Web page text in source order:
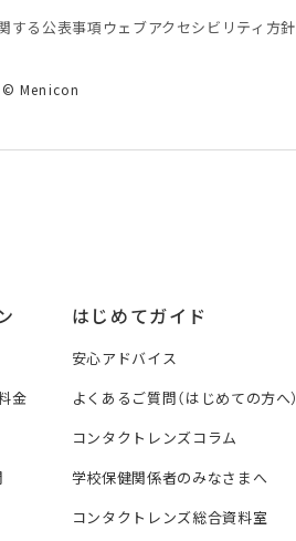
する公表事項 ウェブアクセシビリティ方針
© Menicon
金
はじめてガイド
安心アドバイス
よくあるご質問（はじめての方へ）
コンタクトレンズコラム
学校保健関係者のみなさまへ
コンタクトレンズ総合資料室